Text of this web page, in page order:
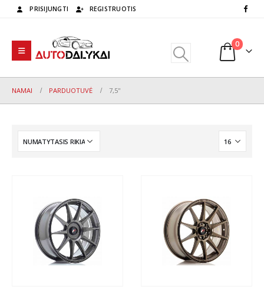
PRISIJUNGTI REGISTRUOTIS
0
NAMAI PARDUOTUVĖ 7,5''